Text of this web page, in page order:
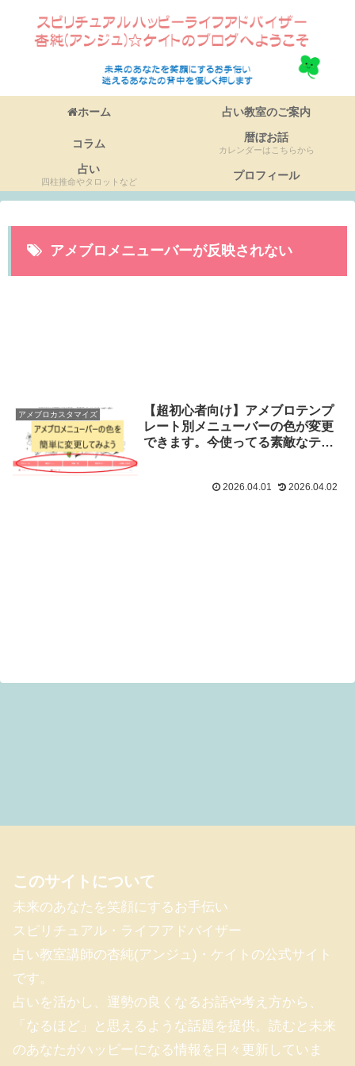
ホーム 占い教室のご案内
コラム 暦ぼお話
カレンダーはこちらから
占い
四柱推命やタロットなど プロフィール
アメブロメニューバーが反映されない
アメブロカスタマイズ
【超初心者向け】アメブロテンプ
レート別メニューバーの色が変更
できます。今使ってる素敵なテン
2026.04.01 2026.04.02
このサイトについて
未来のあなたを笑顔にするお手伝い
スピリチュアル・ライフアドバイザー
占い教室講師の杏純(アンジュ)・ケイトの公式サイト
です。
占いを活かし、運勢の良くなるお話や考え方から、
「なるほど」と思えるような話題を提供。読むと未来
のあなたがハッピーになる情報を日々更新していま